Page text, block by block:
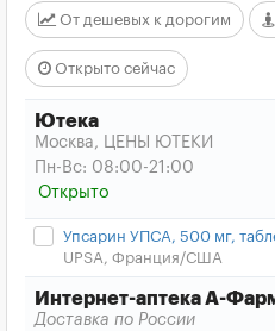
От дешевых к дорогим
Открыто сейчас
Ютека
Москва, ЦЕНЫ ЮТЕКИ
Пн-Вс: 08:00-21:00
Открыто
Упсарин УПСА, 500 мг,
UPSA, Франция/США
Интернет-аптека А-
Доставка по России